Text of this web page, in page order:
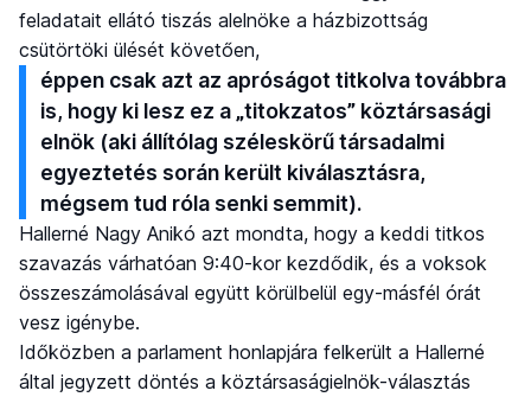
feladatait ellátó tiszás alelnöke a házbizottság
csütörtöki ülését követően,
éppen csak azt az apróságot titkolva továbbra
is, hogy ki lesz ez a „titokzatos” köztársasági
elnök (aki állítólag széleskörű társadalmi
egyeztetés során került kiválasztásra,
mégsem tud róla senki semmit).
Hallerné Nagy Anikó azt mondta, hogy a keddi titkos
szavazás várhatóan 9:40-kor kezdődik, és a voksok
összeszámolásával együtt körülbelül egy-másfél órát
vesz igénybe.
Időközben a parlament honlapjára felkerült a Hallerné
által jegyzett döntés a köztársaságielnök-választás